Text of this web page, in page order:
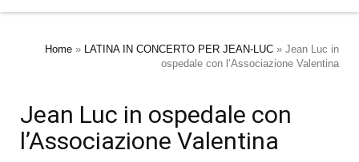
Home » LATINA IN CONCERTO PER JEAN-LUC » Jean Luc in
ospedale con l’Associazione Valentina
Jean Luc in ospedale con
l’Associazione Valentina